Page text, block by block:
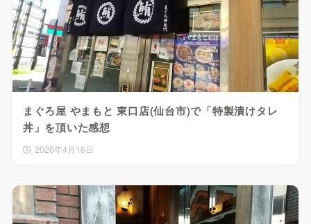
まぐろ屋 やまもと 東口店(仙台市)で「特製漬けタレ
丼」を頂いた感想
2026年4月16日